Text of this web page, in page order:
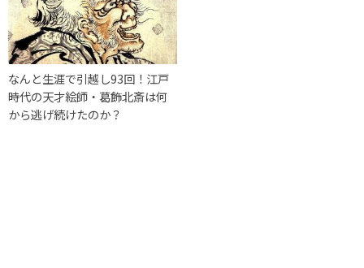
なんと生涯で引越し93回！江戸
時代の天才絵師・葛飾北斎は何
から逃げ続けたのか？